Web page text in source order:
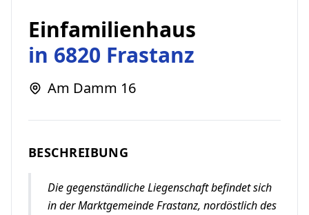
Einfamilienhaus
in 6820 Frastanz
Am Damm 16
BESCHREIBUNG
Die gegenständliche Liegenschaft befindet sich
in der Marktgemeinde Frastanz, nordöstlich des